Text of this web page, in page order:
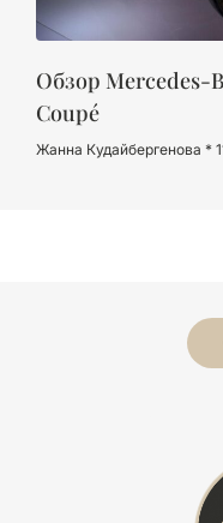
Обзор Mercedes-
Coupé
Жанна Кудайбергенова